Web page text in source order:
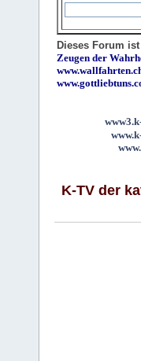
Dieses Forum
Zeugen der
K-TV der